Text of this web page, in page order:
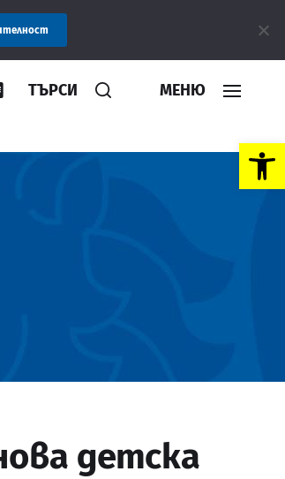
Open toolbar
Пловдив препоръчва
ТЪРСИ МЕНЮ
детска